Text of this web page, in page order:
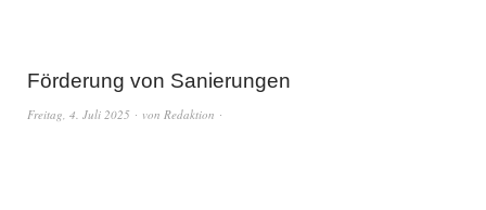
Förderung von Sanierungen
Freitag, 4. Juli 2025 von Redaktion